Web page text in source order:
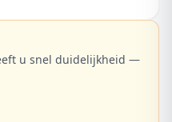
u snel duidelijkheid —